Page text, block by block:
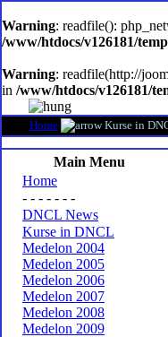
software
Warning: readfile():
/www/htdocs/v126181/
Warning: readfile(http://
in /www/htdocs/v126181/
Home Kurse in
Main Menu
Home
- - - - - - -
DNCL News
Kurse in DNCL
Medelon 2004
Medelon 2005
Medelon 2006
Medelon 2007
Medelon 2008
Medelon 2009